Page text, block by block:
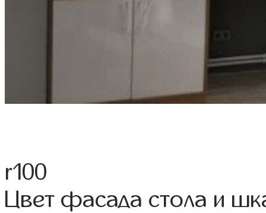
r100
Цвет фасада стола и